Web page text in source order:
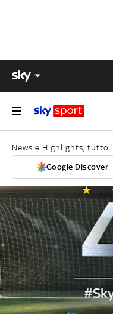
News e Highlights, tutto
Google Discover